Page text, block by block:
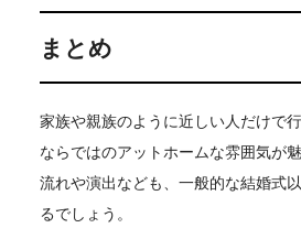
まとめ
家族や親族のように近しい人だけで
ならではのアットホームな雰囲気が魅
流れや演出なども、一般的な結婚式
るでしょう。